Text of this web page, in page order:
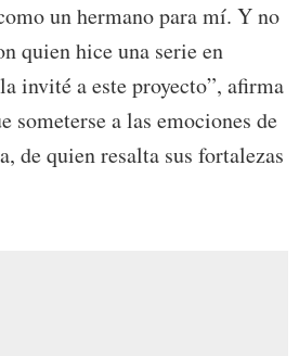
un hermano para mí. Y no
quien hice una serie en
invité a este proyecto”, afirma
someterse a las emociones de
de quien resalta sus fortalezas